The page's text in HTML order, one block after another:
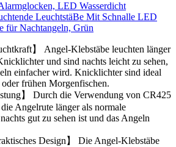
LED Wasserdicht
LeuchtstäBe Mit Schnalle LED
für Nachtangeln, Grün
】 Angel-Klebstäbe leuchten länger
und sind nachts leicht zu sehen,
einfacher wird. Knicklichter sind ideal
frühen Morgenfischen.
】 Durch die Verwendung von CR425
Angelrute länger als normale
gut zu sehen ist und das Angeln
Design】 Die Angel-Klebstäbe